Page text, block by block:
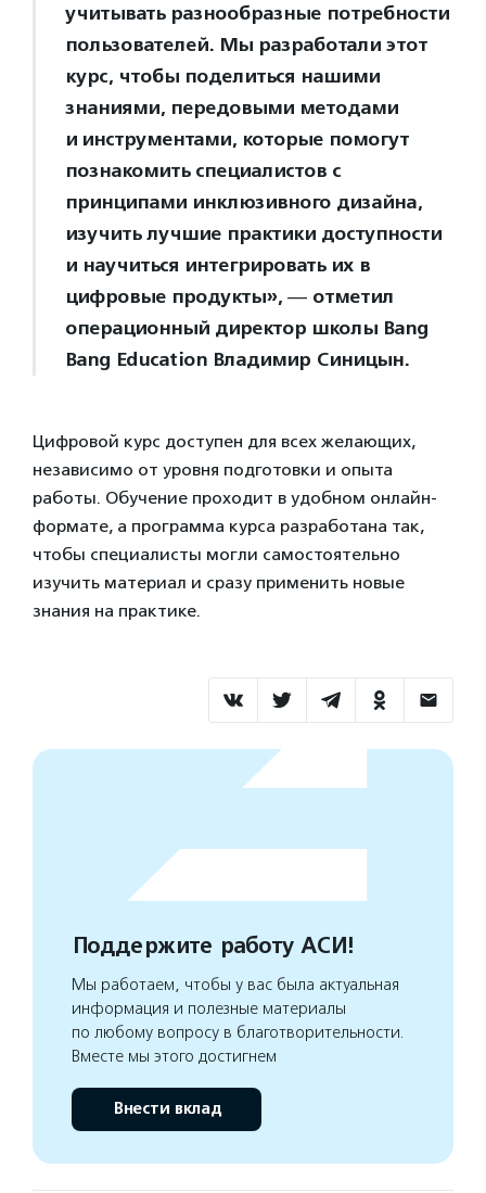
учитывать разнообразные потребности
пользователей. Мы разработали этот
курс, чтобы поделиться нашими
знаниями, передовыми методами
и инструментами, которые помогут
познакомить специалистов с
принципами инклюзивного дизайна,
изучить лучшие практики доступности
и научиться интегрировать их в
цифровые продукты», ― отметил
операционный директор школы Bang
Bang Education Владимир Синицын.
Цифровой курс доступен для всех желающих,
независимо от уровня подготовки и опыта
работы. Обучение проходит в удобном онлайн-
формате, а программа курса разработана так,
чтобы специалисты могли самостоятельно
изучить материал и сразу применить новые
знания на практике.
Поддержите работу АСИ!
Мы работаем, чтобы у вас была актуальная
информация и полезные материалы
по любому вопросу в благотворительности.
Вместе мы этого достигнем
Внести вклад